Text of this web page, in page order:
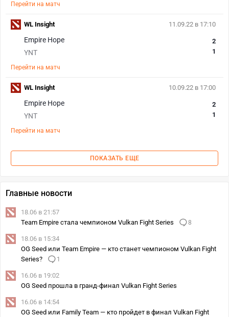
Перейти на матч
11.09.22 в 17:10
Empire Hope
YNT
2
1
Перейти на матч
WL Insight
10.09.22 в 17:00
Empire Hope
YNT
2
1
Перейти на матч
WL Insight
ПОКАЗАТЬ ЕЩЕ
Главные новости
18.06 в 21:57
Team Empire стала чемпионом Vulkan Fight Series
8
18.06 в 15:34
OG Seed или Team Empire — кто станет чемпионом Vulkan Fight
Series?
1
16.06 в 19:02
OG Seed прошла в гранд-финал Vulkan Fight Series
16.06 в 14:54
OG Seed или Family Team — кто пройдет в финал Vulkan Fight